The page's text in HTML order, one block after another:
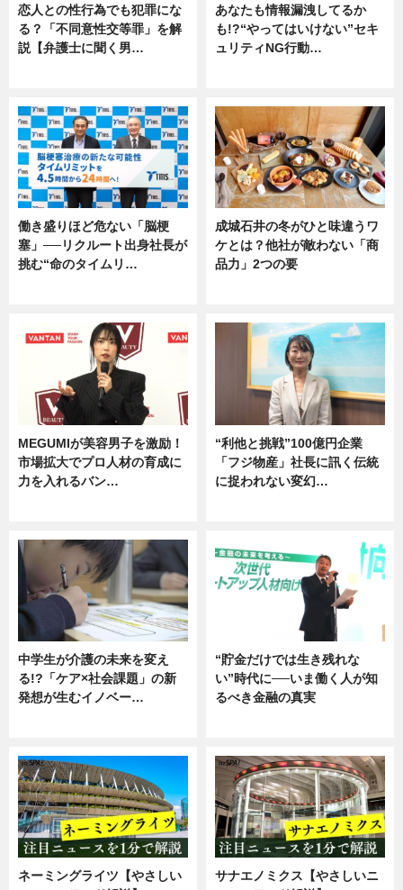
恋人との性行為でも犯罪にな
る？「不同意性交等罪」を解
説【弁護士に聞く男…
あなたも情報漏洩してるか
も!?“やってはいけない”セキ
ュリティNG行動…
働き盛りほど危ない「脳梗
塞」──リクルート出身社長が
挑む“命のタイムリ…
成城石井の冬がひと味違うワ
ケとは？他社が敵わない「商
品力」2つの要
MEGUMIが美容男子を激励！
市場拡大でプロ人材の育成に
力を入れるバン…
“利他と挑戦”100億円企業
「フジ物産」社長に訊く伝統
に捉われない変幻…
中学生が介護の未来を変え
る!?「ケア×社会課題」の新
発想が生むイノベー…
“貯金だけでは生き残れな
い”時代に──いま働く人が知
るべき金融の真実
ネーミングライツ【やさしい
サナエノミクス【やさしいニ